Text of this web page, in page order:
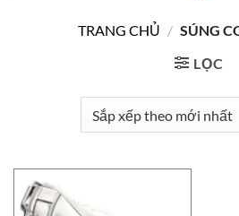
TRANG CHỦ / SÚNG
LỌC